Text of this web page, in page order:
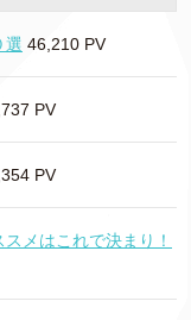
選 46,210 PV
PV
PV
メはこれで決まり！